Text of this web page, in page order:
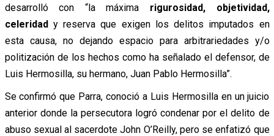
desarrolló con “la máxima rigurosidad, objetividad,
celeridady reserva que exigen los delitos imputados en
esta causa, no dejando espacio para arbitrariedades y/o
politización de los hechos como ha señalado el defensor, de
Luis Hermosilla, su hermano, Juan Pablo Hermosilla”.
Se confirmó que Parra, conoció a Luis Hermosilla en un juicio
anterior donde la persecutora logró condenar por el delito de
abuso sexual al sacerdote John O’Reilly, pero se enfatizó que